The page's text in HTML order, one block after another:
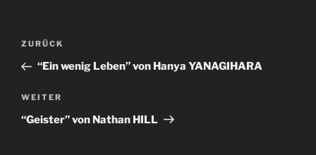
ZURÜCK
“Ein wenig Leben” von Hanya YANAGIHARA
WEITER
“Geister” von Nathan HILL